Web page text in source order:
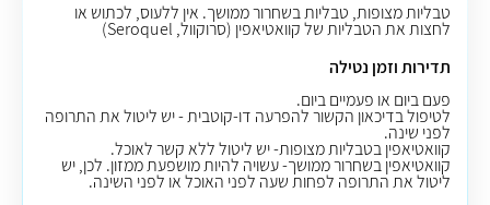
טבליות מצופות, טבליות בשחרור ממושך. אין ללעוס, לכתוש או
לחצות את הטבליות של קוואטיאפין (סרוקוול, Seroquel)
תדירות וזמן נטילה
פעם ביום או פעמיים ביום.
לטיפול בדיכאון הקשור להפרעה דו-קוטבית - יש ליטול את התרופה
לפני שינה.
קוואטיאפין בטבליות מצופות- יש ליטול ללא קשר לאוכל.
קוואטיאפין בשחרור ממושך- עשויה להיות מושפעת ממזון. לכן, יש
ליטול את התרופה לפחות שעה לפני האוכל או לפני השינה.